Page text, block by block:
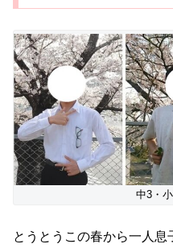
中3・
とうとうこの春から一人